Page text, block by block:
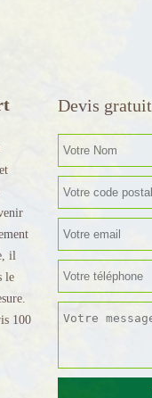
il
le
100
Devis gratuit